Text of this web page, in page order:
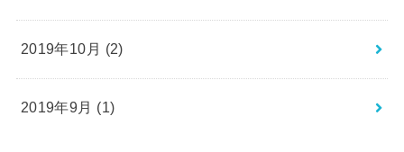
2019年10月 (2)
2019年9月 (1)